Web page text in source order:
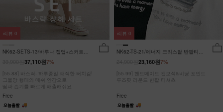
NK62-SETS-13/바루나 집업+스커트
7%
37,110원
[55-88] 바스락- 하루종일 쾌적한 터치감!
그물망 형태의 메쉬 안감으로
땀과 습기를 빠르게 배출해줘요
Free
리뷰 0
NK62-TS-21/에너지 크리스탈 반팔티
7%
23,160원
[55-99] 핸드메이드 캡보석&비딩 포인트
루즈핏 라운드 반팔 티셔츠
Free
리뷰 0